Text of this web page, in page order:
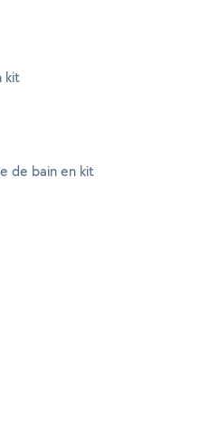
kit
de bain en kit